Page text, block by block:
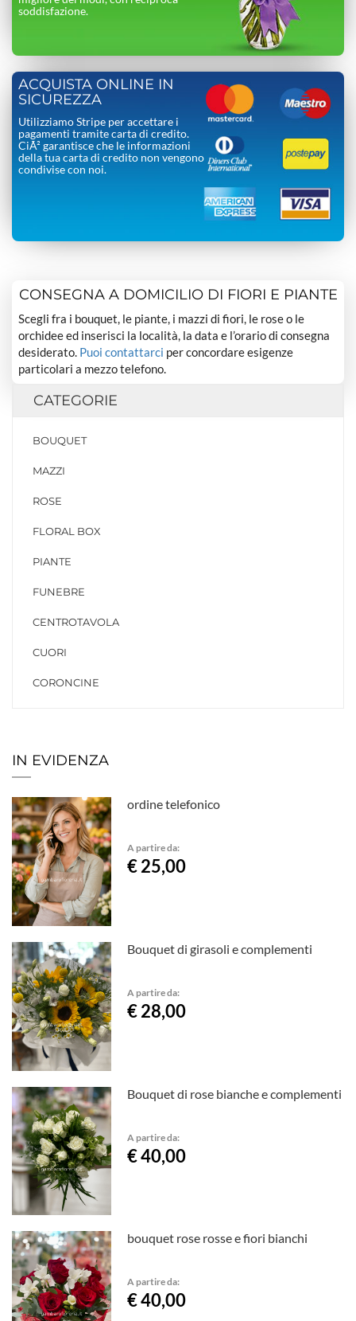
soddisfazione.
ACQUISTA ONLINE IN
SICUREZZA
Utilizziamo Stripe per accettare i
pagamenti tramite carta di credito.
CiÃ² garantisce che le informazioni
della tua carta di credito non vengono
condivise con noi.
CONSEGNA A DOMICILIO DI FIORI E PIANTE
Scegli fra i bouquet, le piante, i mazzi di fiori, le rose o le
orchidee ed inserisci la località, la data e l’orario di consegna
desiderato. Puoi contattarci per concordare esigenze
particolari a mezzo telefono.
CATEGORIE
BOUQUET
MAZZI
ROSE
FLORAL BOX
PIANTE
FUNEBRE
CENTROTAVOLA
CUORI
CORONCINE
IN EVIDENZA
ordine telefonico
A partire da:
€ 25,00
Bouquet di girasoli e complementi
A partire da:
€ 28,00
Bouquet di rose bianche e complementi
A partire da:
€ 40,00
bouquet rose rosse e fiori bianchi
A partire da:
€ 40,00